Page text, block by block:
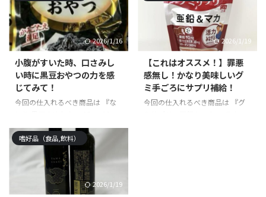
レバ楽天市場AmazonYahooショ
ッピング ☆記事の信頼性 モノ雑
誌の元編集者です。今まで使っ
て・試して・実践して感じた絶対
に手に入れるべき商品や体験を紹
介しています。最高に長く重宝出
来る物を探して5年・・・突き詰
めすぎて、仕事を辞めました。そ
の結果、買って後悔しない最高な
スパも良く、最強に重宝出来 ...
す。 【POINT10倍★9/18 0:00〜
9/24 9:59】ゴールドスタンダー
ド 100% ホエイ プロテイン 【
iHerb アイハーブ 公式 】 オプテ
ィマムニュートリション
Optimum Nutrition Gold
Standard ホエイプロテイン パウ
ダー エクストリームミルクチョ
コレート 907gposted with カエ
2026/1/16
小腹がすいた時、口さみし
い時に黒豆おやつの力を感
じてみて！
今回の仕入れるべき商品は 『な
袋』989円（税込）～ です。 な
とり 黒まめおやつ チャック付き
21g × 10袋 【 駄菓子 お菓子
詰め合わせ 駄菓子セット ギフト
子供 おやつ まとめ買い ポイント
消化 くろまめおやつ くろまめ 糖
2026/1/19
【これはオススメ！】罪悪
感無し！かなり美味しいグ
ミ手ごろにサプリ補給！
今回の仕入れるべき商品は 『グ
嗜好品（食品,飲料）
2026/1/19